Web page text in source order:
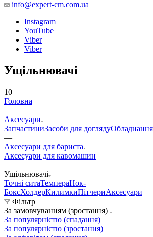
info@expert-cm.com.ua
Instagram
YouTube
Viber
Viber
Ущільнювачі
10
Головна
—
Аксесуари
ЗапчастиниЗасоби для доглядуОбладнання
—
Аксесуари для бариста
Аксесуари для кавомашин
—
Ущільнювачі
Точні ситаТемпераНок-
БоксХолдерКилимкиПітчериАксесуари
Фільтр
За замовчуванням (зростання)
За популярністю (спадання)
За популярністю (зростання)